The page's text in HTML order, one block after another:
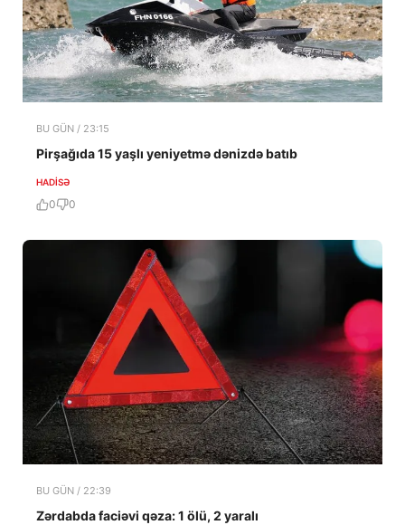
BU GÜN / 23:15
Pirşağıda 15 yaşlı yeniyetmə dənizdə batıb
HADISƏ
0 0
BU GÜN / 22:39
Zərdabda faciəvi qəza: 1 ölü, 2 yaralı